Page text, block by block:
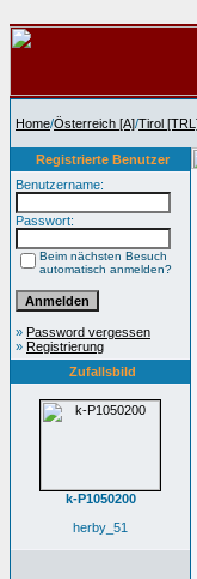
Home/Österreich [A]/Tirol
Registrierte Benutzer
Benutzername:
Passwort:
Beim nächsten Besuch
automatisch anmelden?
» Password vergessen
» Registrierung
Zufallsbild
k-P1050200
herby_51